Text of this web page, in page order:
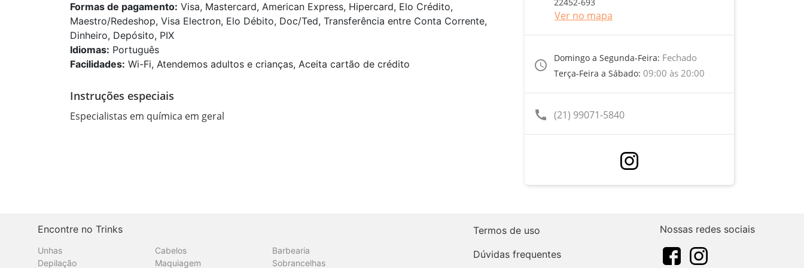
Formas de pagamento: Visa, Mastercard, American Express, Hipercard, Elo Crédito,
Maestro/Redeshop, Visa Electron, Elo Débito, Doc/Ted, Transferência entre Conta Corrente,
Dinheiro, Depósito, PIX
Idiomas: Português
Facilidades: Wi-Fi, Atendemos adultos e crianças, Aceita cartão de crédito
Instruções especiais
Especialistas em química em geral
Ver no mapa
access_time
Domingo a Segunda-Feira: Fechado
Terça-Feira a Sábado: 09:00 às 20:00
call (21) 99071-5840
Encontre no Trinks
Unhas Cabelos
Barbearia
Depilação
Maquiagem Sobrancelhas
Termos de uso
Dúvidas frequentes
Nossas redes sociais